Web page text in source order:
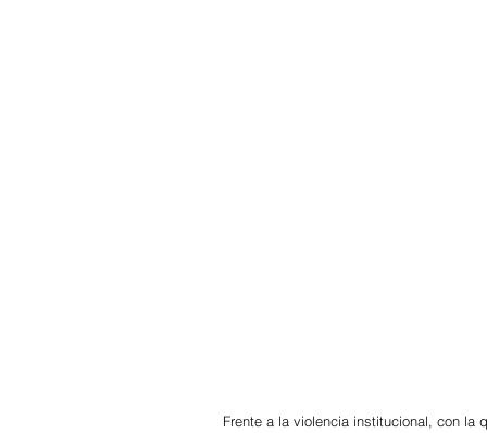
Frente a la violencia institucional, con la